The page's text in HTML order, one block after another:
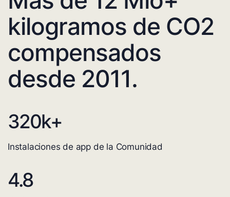
kilogramos de CO2
compensados
desde 2011.
320k+
Instalaciones de app de la Comunidad
4.8